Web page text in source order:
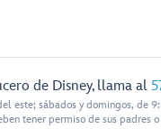
de Disney, llama al
este; sábados y domingos, de
tener permiso de sus padres